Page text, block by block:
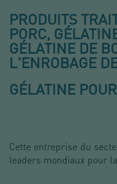
PRODUITS
PORC,
GÉLATINE DE
L'ENROBAGE
GÉLATINE
Cette entreprise du
leaders mondiaux pour